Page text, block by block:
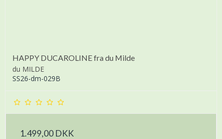
HAPPY DUCAROLINE fra du Milde
du MILDE
SS26-dm-029B
1.499,00 DKK